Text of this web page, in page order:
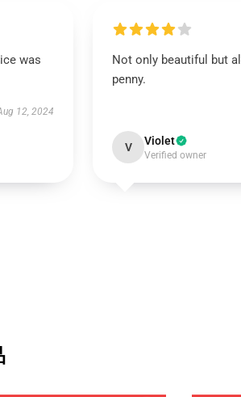
was
12, 2024
Not only beautiful but
penny.
V Violet
Verified owner